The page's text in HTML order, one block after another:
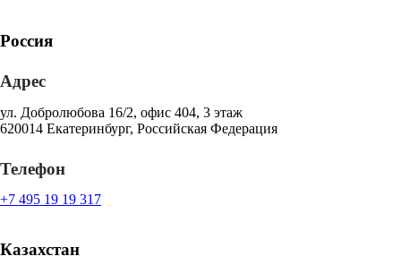
Россия
Адрес
ул. Добролюбова 16/2, офис 404, 3 этаж
620014 Екатеринбург, Российская Федерация
Телефон
+7 495 19 19 317
Казахстан